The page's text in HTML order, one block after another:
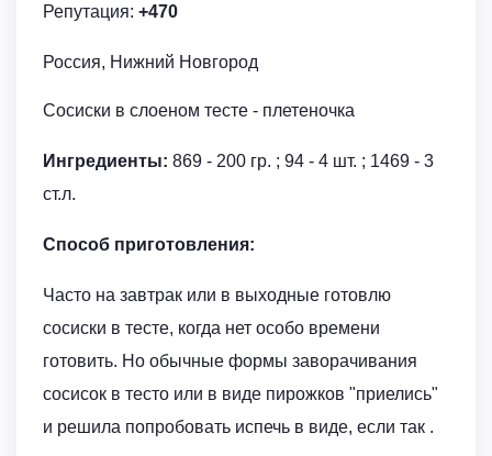
Репутация: +470
Россия, Нижний Новгород
Сосиски в слоеном тесте - плетеночка
Ингредиенты: 869 - 200 гр. ; 94 - 4 шт. ; 1469 - 3
ст.л.
Способ приготовления:
Часто на завтрак или в выходные готовлю
сосиски в тесте, когда нет особо времени
готовить. Но обычные формы заворачивания
сосисок в тесто или в виде пирожков "приелись"
и решила попробовать испечь в виде, если так .